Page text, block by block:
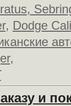
, Dodge
,
и